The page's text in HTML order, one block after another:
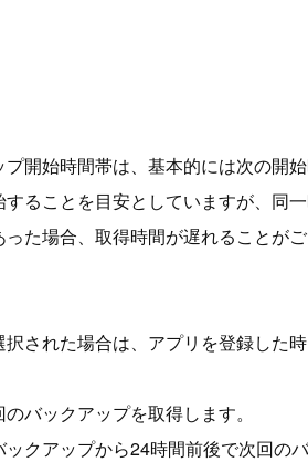
開始時間帯は、基本的には次の開
ることを目安としていますが、同
った場合、取得時間が遅れることが
択された場合は、アプリを登録した
バックアップを取得します。
クアップから24時間前後で次回の